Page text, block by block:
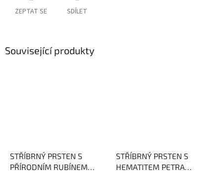
ZEPTAT SE SDÍLET
Související produkty
STŘÍBRNÝ PRSTEN S
PŘÍRODNÍM RUBÍNEM
STŘÍBRNÝ PRSTEN S
HEMATITEM PETRA